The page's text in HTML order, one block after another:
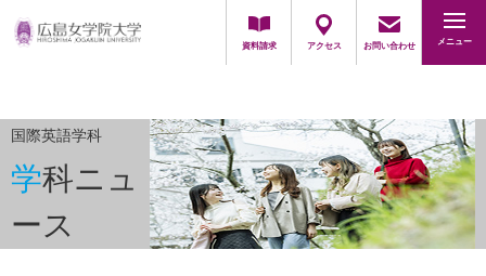
資料請求 アクセス お問い合わせ メニュー
国際英語学科
学科ニュ
ース